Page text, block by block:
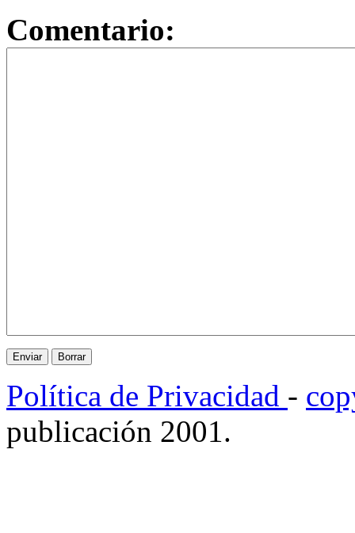
Comentario:
Política de Privacidad -
publicación 2001.